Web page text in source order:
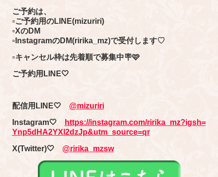
ご予約は、
▫ご予約用のLINE(mizuriri)
▫XのDM
▫InstagramのDM(ririka_mz)で受付します♡
▫キャンセル枠は先着順で募集中🪧🩷
ご予約用LINE🤍
配信用LINE🤍 @mizuriri
Instagram🤍
https://instagram.com/ririka_mz?igsh=
Ynp5dHA2YXl2dzJp&utm_source=qr
X(Twitter)🤍 @ririka_mzsw